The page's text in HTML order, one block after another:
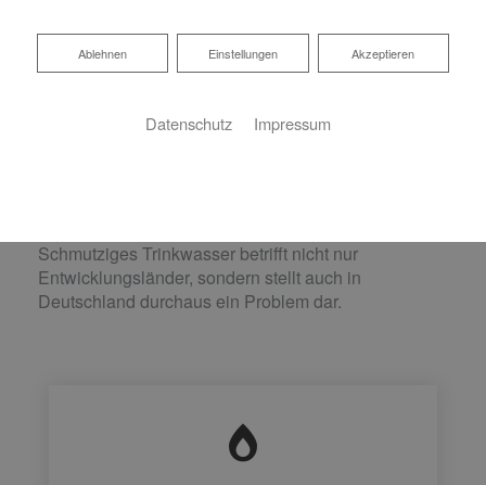
sicher: Trinkwasserhygiene
Bad – Wasser ist unser wichtigster Rohstoff und
Schmutziges Trinkwasser betrifft nicht nur
Entwicklungsländer, sondern stellt auch in
Deutschland durchaus ein Problem dar.
Akzeptieren
Einstellungen
Ablehnen
Ablehnen
Datenschutz Impressum